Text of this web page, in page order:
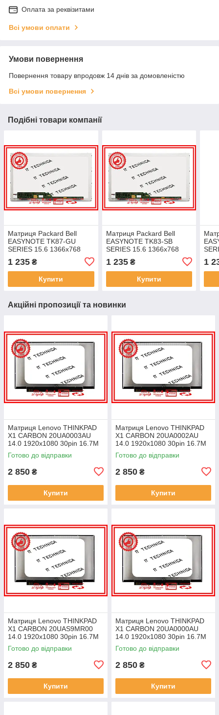
Оплата за реквізитами
Всі умови оплати
Умови повернення
Повернення товару впродовж 14 днів за домовленістю
Всі умови повернення
Подібні товари компанії
Матриця Packard Bell
EASYNOTE TK87-GU
SERIES 15.6 1366x768
40pin 262K 60% NTSC 220
cd/m² для ноутбука
1 235 ₴
Купити
Матриця Packard Bell
EASYNOTE TK83-SB
SERIES 15.6 1366x768
40pin 262K 60% NTSC 220
cd/m² для ноутбука
1 235₴
Купити
cd/
1
Акційні пропозиції та новинки
Матриця Lenovo THINKPAD
X1 CARBON 20UA0003AU
14.0 1920x1080 30pin 16.7M
45% NTSC 300 cd/m² для
ноутбука
Готово до відправки
2 850 ₴
Купити
Матриця Lenovo THINKPAD
X1 CARBON 20UA0002AU
14.0 1920x1080 30pin 16.7M
45% NTSC 300 cd/m² для
ноутбука
Готово до відправки
2 850 ₴
Купити
Матриця Lenovo THINKPAD
X1 CARBON 20UAS9MR00
14.0 1920x1080 30pin 16.7M
45% NTSC 300 cd/m² для
ноутбука
Готово до відправки
2 850 ₴
Купити
Матриця Lenovo THINKPAD
X1 CARBON 20UA0000AU
14.0 1920x1080 30pin 16.7M
45% NTSC 300 cd/m² для
ноутбука
Готово до відправки
2 850 ₴
Купити